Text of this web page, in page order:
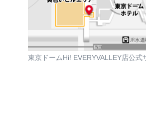
東京ドームHi! EVERYVALLEY店公式